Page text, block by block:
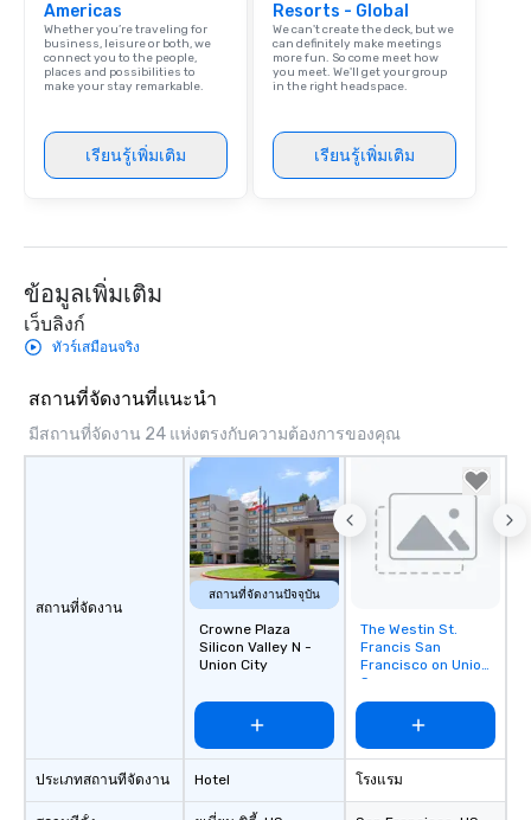
Americas
Whether you’re traveling for
business, leisure or both, we
connect you to the people,
places and possibilities to
make your stay remarkable.
เรียนรู้เพิ่มเติม
Resorts - Global
We can't create the deck, but we
can definitely make meetings
more fun. So come meet how
you meet. We'll get your group
in the right headspace.
เรียนรู้เพิ่มเติม
ข้อมูลเพิ่มเติม
เว็บลิงก์
ทัวร์เสมือนจริง
สถานที่จัดงานที่แนะนำ
มีสถานที่จัดงาน 24 แห่งตรงกับความต้องการของคุณ
สถานที่จัดงาน
ประเภทสถานที่จัดงาน
สถานที่จัดงานปัจจุบัน
Crowne Plaza
Silicon Valley N -
Union City
Hotel
Removed from
favorites
The Westin St.
Francis San
Francisco on Union
Square
โรงแรม